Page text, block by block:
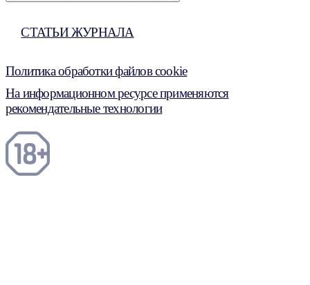
СТАТЬИ ЖУРНАЛА
Политика обработки файлов cookie
На информационном ресурсе применяются
рекомендательные технологии